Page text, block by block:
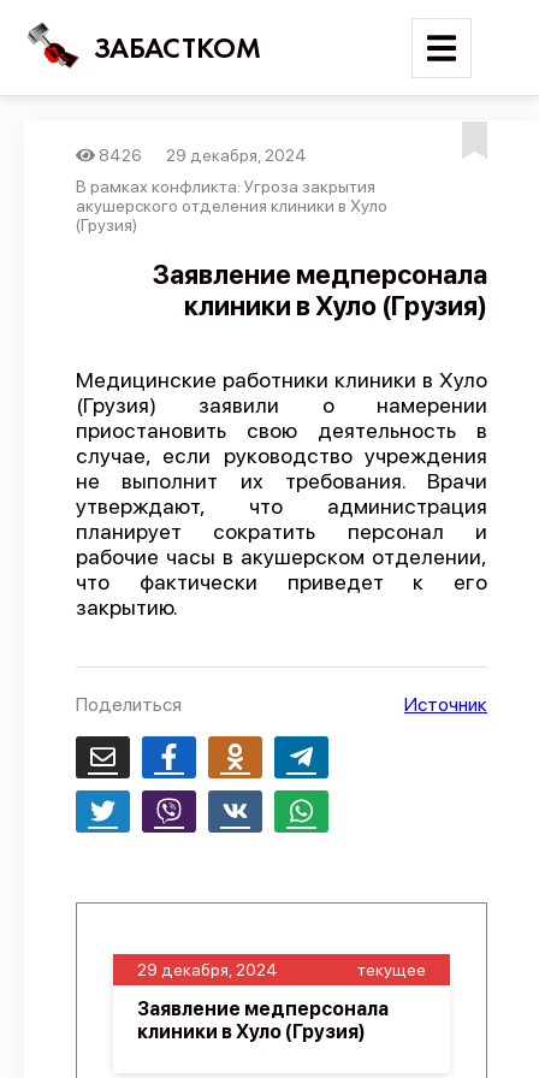
ЗАБАСТКОМ
Войти
Новости
Трудовые конфликты
Отчеты
Предложить публикацию
Справочник
API
О проекте
Политика конфиденциальности
8426
29 декабря, 2024
В рамках конфликта: Угроза закрытия
акушерского отделения клиники в Хуло
(Грузия)
Заявление медперсонала
клиники в Хуло (Грузия)
Медицинские работники клиники в Хуло
(Грузия) заявили о намерении
приостановить свою деятельность в
случае, если руководство учреждения
не выполнит их требования. Врачи
утверждают, что администрация
планирует сократить персонал и
рабочие часы в акушерском отделении,
что фактически приведет к его
закрытию.
Поделиться Источник
29 декабря, 2024 текущее
Заявление медперсонала
клиники в Хуло (Грузия)